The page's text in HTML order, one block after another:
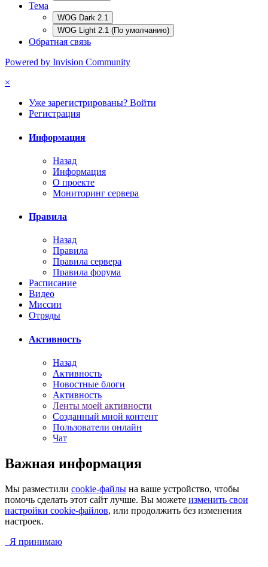
Тема
WOG Dark 2.1
WOG Light 2.1 (По умолчанию)
Обратная связь
Powered by Invision Community
×
Уже зарегистрированы? Войти
Регистрация
Информация
Назад
Информация
О проекте
Мониторинг сервера
Правила
Назад
Правила
Правила сервера
Правила форума
Расписание
Видео
Миссии
Отряды
Активность
Назад
Активность
Новостные блоги
Активность
Ленты моей активности
Созданный мной контент
Пользователи онлайн
Чат
Важная информация
Мы разместили cookie-файлы на ваше устройство, чтобы
помочь сделать этот сайт лучше. Вы можете изменить свои
настройки cookie-файлов, или продолжить без изменения
настроек.
Я принимаю